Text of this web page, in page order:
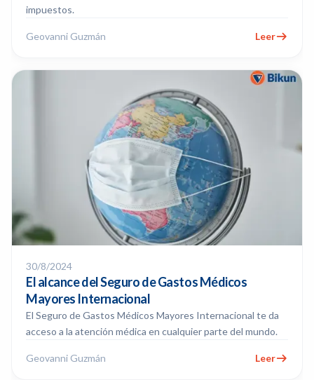
impuestos.
Geovanni Guzmán Leer
30/8/2024
El alcance del Seguro de Gastos Médicos
Mayores Internacional
El Seguro de Gastos Médicos Mayores Internacional te da
acceso a la atención médica en cualquier parte del mundo.
Geovanni Guzmán Leer